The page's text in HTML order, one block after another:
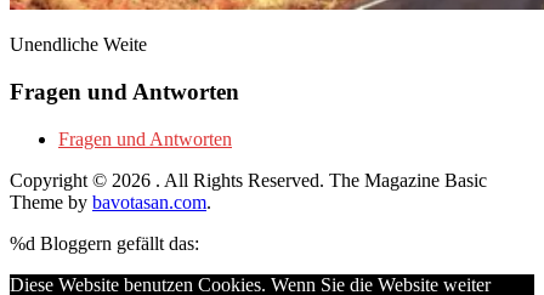
Unendliche Weite
Fragen und Antworten
Fragen und Antworten
Copyright © 2026 . All Rights Reserved. The Magazine Basic
Theme by bavotasan.com.
%d Bloggern gefällt das:
Diese Website benutzen Cookies. Wenn Sie die Website weiter